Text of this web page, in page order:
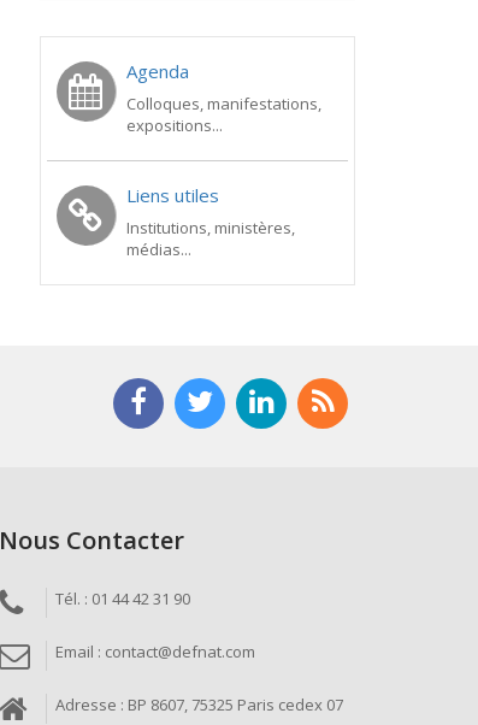
Agenda
Colloques, manifestations,
expositions...
Liens utiles
Institutions, ministères,
médias...
Nous Contacter
Tél. : 01 44 42 31 90
Email : contact@defnat.com
Adresse : BP 8607, 75325 Paris cedex 07